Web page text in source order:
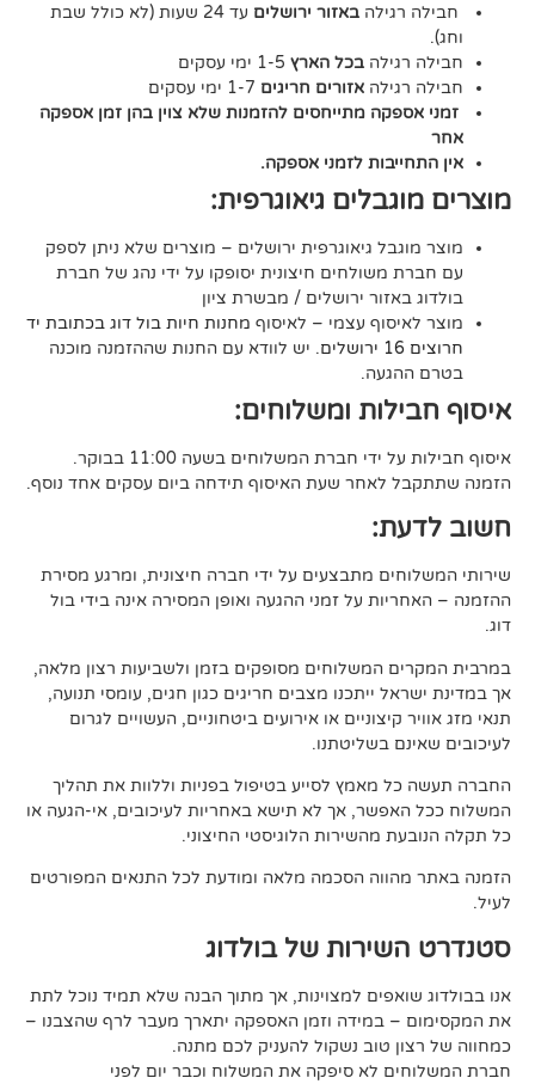
באזור ירושלים עד 24 שעות (לא כולל שבת
בכל הארץ1-5 ימי עסקים
אזורים חריגים1-7 ימי עסקים
מתייחסים להזמנות שלא צוין בהן זמן אספקה
לזמני אספקה.
גיאוגרפית:
גיאוגרפית ירושלים – מוצרים שלא ניתן לספק
חיצונית יסופקו על ידי נהג של חברת
ירושלים / מבשרת ציון
עצמי – לאיסוףמחנות חיות בול דוג בכתובת יד
. יש לוודא עם החנות שההזמנה מוכנה
ומשלוחים:
חברת המשלוחים בשעה 11:00 בבוקר.
לאחר שעת האיסוף תידחה ביום עסקים אחד נוסף.
מתבצעים על ידי חברה חיצונית, ומרגע מסירת
על זמני ההגעה ואופן המסירה אינה בידי בול
המשלוחים מסופקים בזמן ולשביעות רצון מלאה,
ייתכנו מצבים חריגים כגון חגים, עומסי תנועה,
או אירועים ביטחוניים, העשויים לגרום
בשליטתנו.
מאמץ לסייע בטיפול בפניות וללוות את תהליך
אך לא תישא באחריות לעיכובים, אי-הגעה או
מהשירות הלוגיסטי החיצוני.
הסכמה מלאה ומודעת לכל התנאים המפורטים
של בולדוג
למצוינות, אך מתוך הבנה שלא תמיד נוכל לתת
במידה וזמן האספקה יתארך מעבר לרף שהצבנו –
טוב נשקול להעניק לכם מתנה.
לא סיפקה את המשלוח וכבר יום לפני